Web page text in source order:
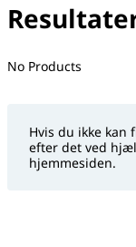
No filter(s) selected
No Products
Hvis du ikke kan
efter det ved
hjemmesiden.